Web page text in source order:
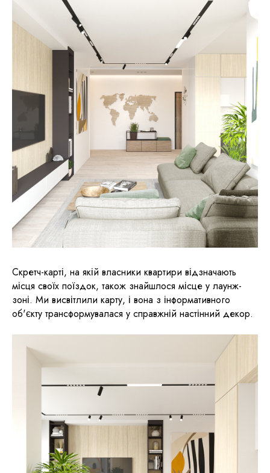
Скретч-карті, на якій власники квартири відзначають
місця своїх поїздок, також знайшлося місце у лаунж-
зоні. Ми висвітлили карту, і вона з інформативного
об'єкту трансформувалася у справжній настінний декор.